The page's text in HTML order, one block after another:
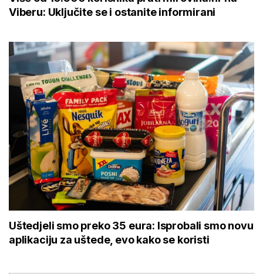
Viberu: Uključite se i ostanite informirani
Uštedjeli smo preko 35 eura: Isprobali smo novu
aplikaciju za uštede, evo kako se koristi